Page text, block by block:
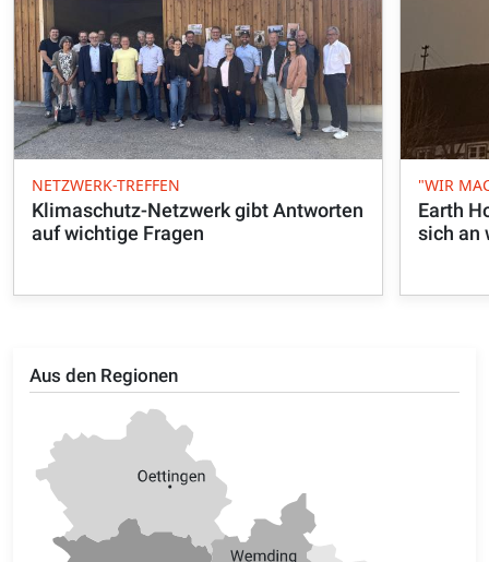
Aus den Regionen
NETZWERK-TREFFEN
Klimaschutz-Netzwerk gibt Antworten
auf wichtige Fragen
"WIR
Earth
sich an